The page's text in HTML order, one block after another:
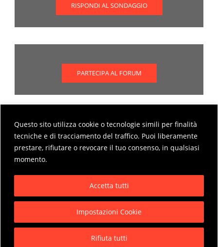
Questo sito utilizza cookie o tecnologie simili per finalità
tecniche e di tracciamento del traffico. Puoi liberamente
prestare, rifiutare o revocare il tuo consenso, in qualsiasi
momento.
Impostazioni Cookie
Rifiuta tutti
Accetta tutti
RISPONDI AL SONDAGGIO
PARTECIPA AL FORUM
Scopri come partecipare al forum
MODALITÀ DI PARTECIPAZIONE AL FORUM
Privacy Policy